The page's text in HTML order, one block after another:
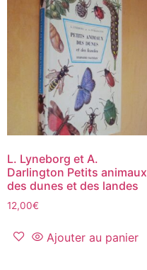
L. Lyneborg et A.
Darlington Petits animaux
des dunes et des landes
12,00€
Ajouter au panier